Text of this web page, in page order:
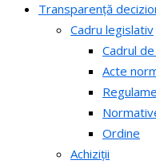
Transparență
Cadru legislativ
Cadrul
Acte
Ordine
Achiziții